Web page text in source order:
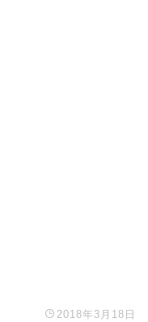
2018年3月18日